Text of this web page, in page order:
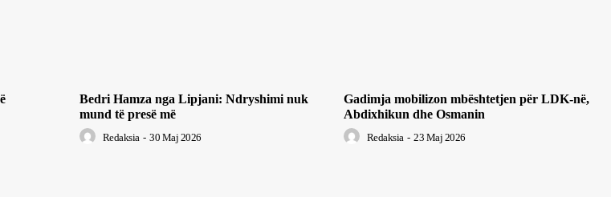
Bedri Hamza nga Lipjani: Ndryshimi nuk
mund të presë më
Redaksia - 30 Maj 2026
Gadimja mobilizon mbështetjen për LDK-në,
Abdixhikun dhe Osmanin
Redaksia - 23 Maj 2026